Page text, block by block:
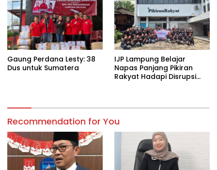
Gaung Perdana Lesty: 38
Dus untuk Sumatera
IJP Lampung Belajar
Napas Panjang Pikiran
Rakyat Hadapi Disrupsi
Recommendation for You